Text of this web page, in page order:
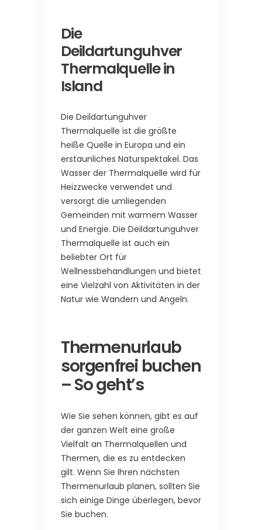
Die
Deildartunguhver
Thermalquelle in
Island
Die Deildartunguhver
Thermalquelle ist die größte
heiße Quelle in Europa und ein
erstaunliches Naturspektakel. Das
Wasser der Thermalquelle wird für
Heizzwecke verwendet und
versorgt die umliegenden
Gemeinden mit warmem Wasser
und Energie. Die Deildartunguhver
Thermalquelle ist auch ein
beliebter Ort für
Wellnessbehandlungen und bietet
eine Vielzahl von Aktivitäten in der
Natur wie Wandern und Angeln.
Thermenurlaub
sorgenfrei buchen
– So geht’s
Wie Sie sehen können, gibt es auf
der ganzen Welt eine große
Vielfalt an Thermalquellen und
Thermen, die es zu entdecken
gilt. Wenn Sie Ihren nächsten
Thermenurlaub planen, sollten Sie
sich einige Dinge überlegen, bevor
Sie buchen.